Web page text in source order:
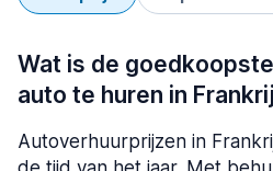
Wat is de
auto te huren in
Autoverhuurprijzen in